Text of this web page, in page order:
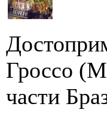
Гроссо
части